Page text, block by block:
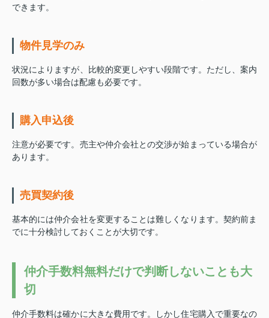
できます。
物件見学のみ
状況によりますが、比較的変更しやすい段階です。ただし、案内
回数が多い場合は配慮も必要です。
購入申込後
注意が必要です。売主や仲介会社との交渉が始まっている場合が
あります。
売買契約後
基本的には仲介会社を変更することは難しくなります。契約前ま
でに十分検討しておくことが大切です。
仲介手数料無料だけで判断しないことも大
切
仲介手数料は確かに大きな費用です。
しかし住宅購入で重要なの